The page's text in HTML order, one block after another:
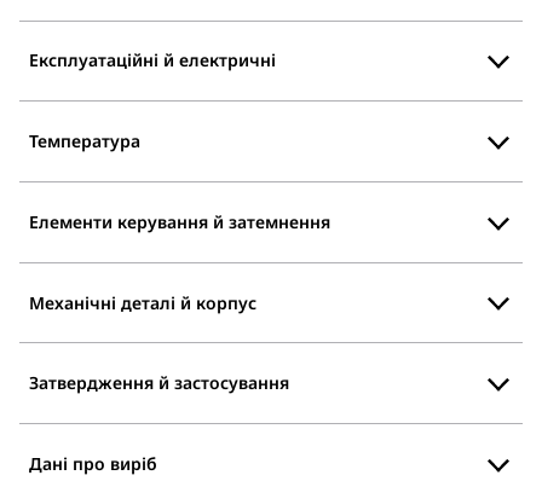
Експлуатаційні й електричні
Температура
Елементи керування й затемнення
Механічні деталі й корпус
Затвердження й застосування
Дані про виріб